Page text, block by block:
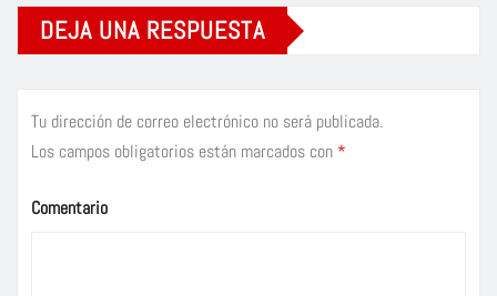
DEJA UNA RESPUESTA
Tu dirección de correo electrónico no será publicada.
Los campos obligatorios están marcados con *
Comentario